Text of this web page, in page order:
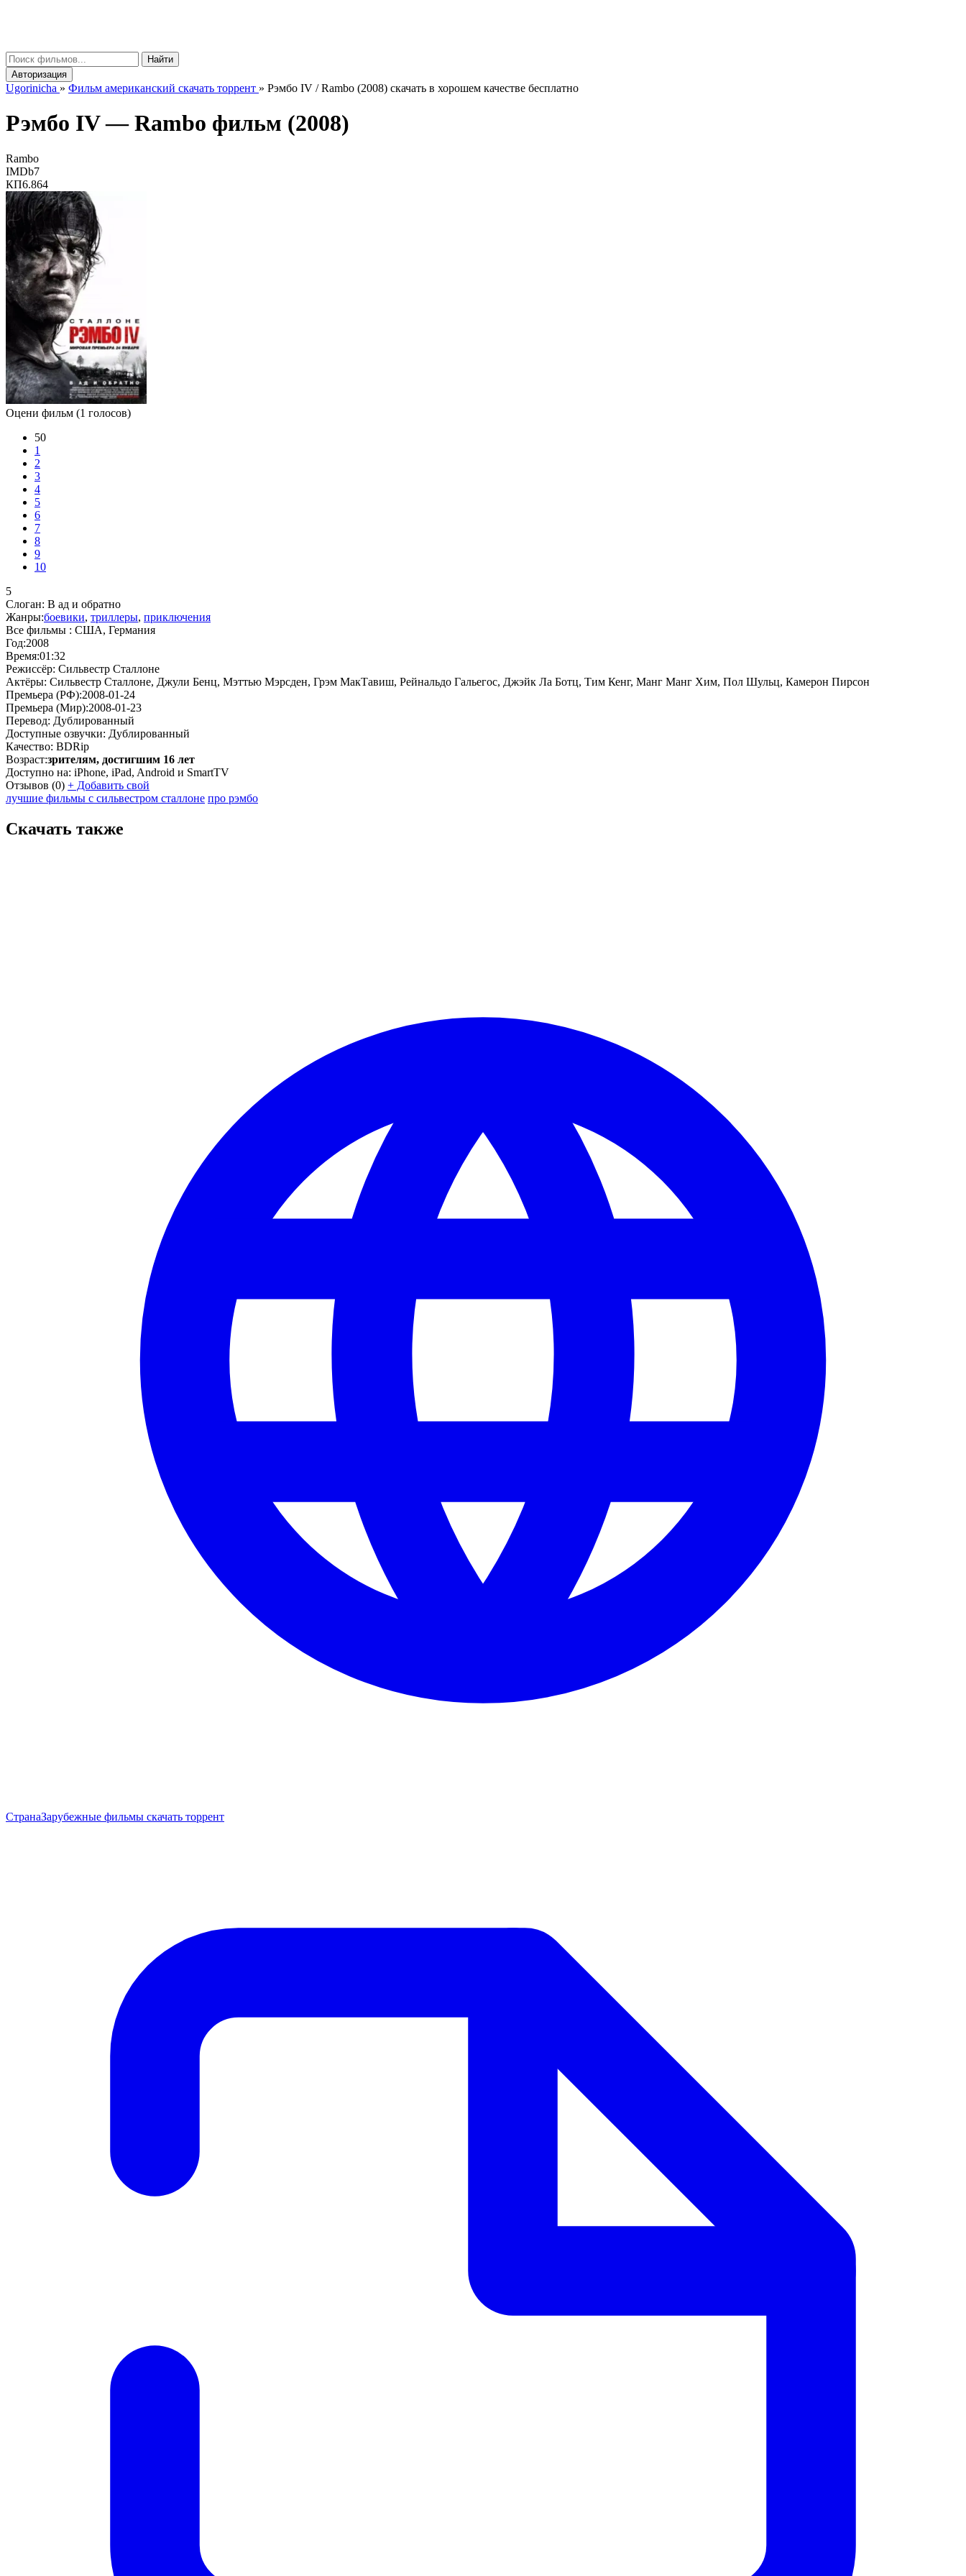
Найти
Авторизация
Ugorinicha » Фильм американский скачать торрент » Рэмбо IV / Rambo (2008) скачать в хорошем качестве бесплатно
Рэмбо IV —Rambo фильм (2008)
Rambo
IMDb7
КП6.864
Оцени фильм (1 голосов)
50
1
2
3
4
5
6
7
8
9
10
5
Слоган: В ад и обратно
Жанры:боевики, триллеры, приключения
Все фильмы : США, Германия
Год:2008
Время:01:32
Режиссёр: Сильвестр Сталлоне
Актёры: Сильвестр Сталлоне, Джули Бенц, Мэттью Мэрсден, Грэм МакТавиш, Рейнальдо Гальегос, Джэйк Ла Ботц, Тим Кенг, Манг Манг Хим, Пол Шульц, Камерон Пирсон
Премьера (РФ):2008-01-24
Премьера (Мир):2008-01-23
Перевод: Дублированный
Доступные озвучки: Дублированный
Качество: BDRip
Возраст:зрителям, достигшим 16 лет
Доступно на: iPhone, iPad, Android и SmartTV
Отзывов (0) + Добавить свой
лучшие фильмы с сильвестром сталлоне про рэмбо
Скачать также
СтранаЗарубежные фильмы скачать торрент